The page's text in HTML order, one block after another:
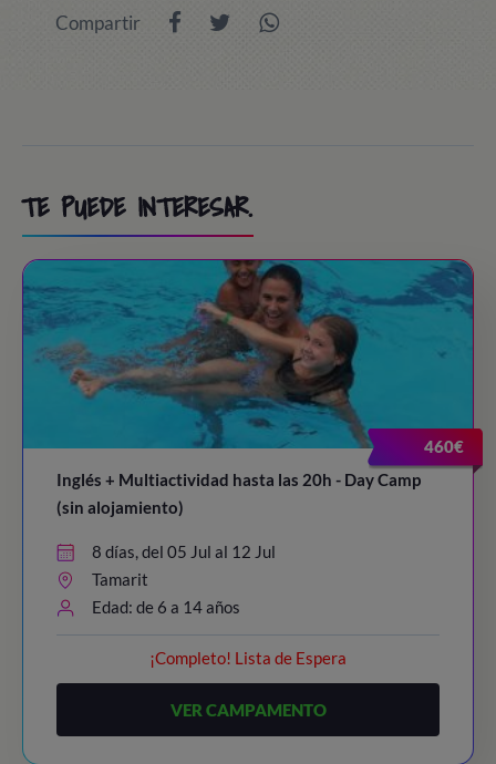
Compartir
TE PUEDE INTERESAR.
460€
Inglés + Multiactividad hasta las 20h - Day Camp
(sin alojamiento)
8 días, del 05 Jul al 12 Jul
Tamarit
Edad: de 6 a 14 años
¡Completo! Lista de Espera
VER CAMPAMENTO